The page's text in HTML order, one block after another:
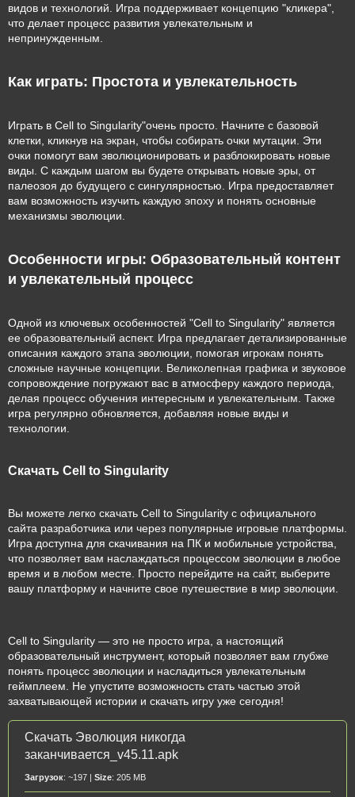
видов и технологий. Игра поддерживает концепцию "кликера",
что делает процесс развития увлекательным и
непринужденным.
Как играть: Простота и увлекательность
Играть в Cell to Singularity"очень просто. Начните с базовой
клетки, кликнув на экран, чтобы собирать очки мутации. Эти
очки помогут вам эволюционировать и разблокировать новые
виды. С каждым шагом вы будете открывать новые эры, от
палеозоя до будущего с сингулярностью. Игра предоставляет
вам возможность изучить каждую эпоху и понять основные
механизмы эволюции.
Особенности игры: Образовательный контент
и увлекательный процесс
Одной из ключевых особенностей "Cell to Singularity" является
ее образовательный аспект. Игра предлагает детализированные
описания каждого этапа эволюции, помогая игрокам понять
сложные научные концепции. Великолепная графика и звуковое
сопровождение погружают вас в атмосферу каждого периода,
делая процесс обучения интересным и увлекательным. Также
игра регулярно обновляется, добавляя новые виды и
технологии.
Скачать Cell to Singularity
Вы можете легко скачать Cell to Singularity с официального
сайта разработчика или через популярные игровые платформы.
Игра доступна для скачивания на ПК и мобильные устройства,
что позволяет вам наслаждаться процессом эволюции в любое
время и в любом месте. Просто перейдите на сайт, выберите
вашу платформу и начните свое путешествие в мир эволюции.
Cell to Singularity — это не просто игра, а настоящий
образовательный инструмент, который позволяет вам глубже
понять процесс эволюции и насладиться увлекательным
геймплеем. Не упустите возможность стать частью этой
захватывающей истории и скачать игру уже сегодня!
Скачать Эволюция никогда
заканчивается_v45.11.apk
Загрузок: ~197 | Size: 205 MB